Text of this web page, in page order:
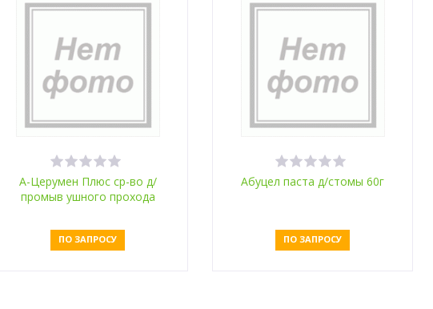
А-Церумен Плюс ср-во д/
промыв ушного прохода
ПО ЗАПРОСУ
Абуцел паста д/стомы 60г
ПО ЗАПРОСУ